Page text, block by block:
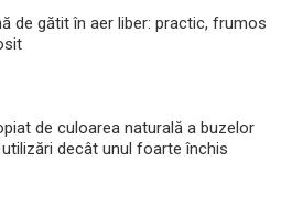
de gătit în aer liber: practic, frumos
de culoarea naturală a buzelor
decât unul foarte închis